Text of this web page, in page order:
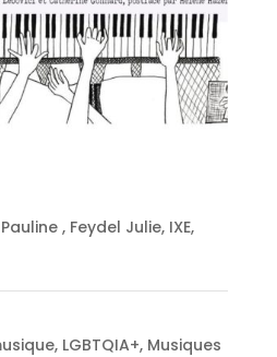
, Feydel Julie, IXE,
, LGBTQIA+, Musiques